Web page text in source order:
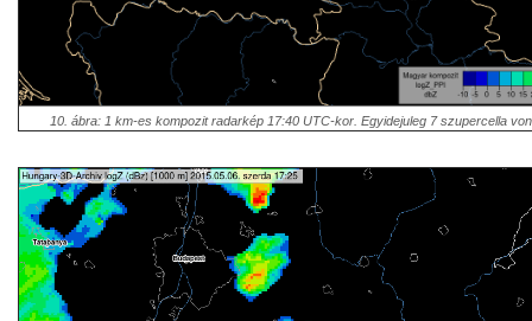
10. ábra: 1 km-es kompozit radarkép 17:40 UTC-kor. Egyidejuleg 7 szupercella